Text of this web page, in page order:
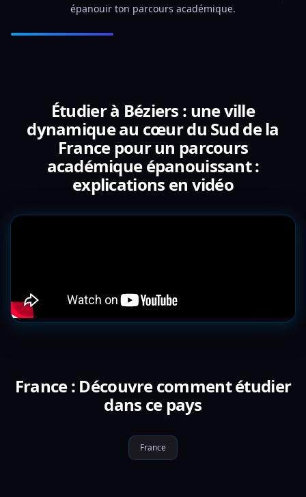
épanouir ton parcours académique.
Étudier à Béziers : une ville
dynamique au cœur du Sud de la
France pour un parcours
académique épanouissant :
explications en vidéo
France : Découvre comment étudier
dans ce pays
France